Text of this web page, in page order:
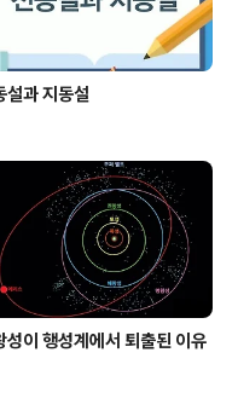
설과 지동설
성이 행성계에서 퇴출된 이유